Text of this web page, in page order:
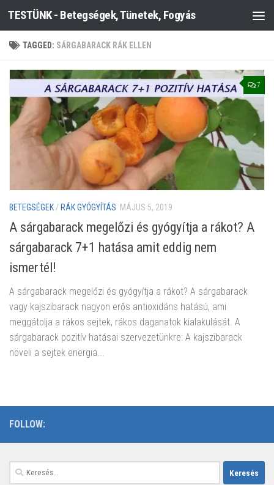
Skip to content
TESTÜNK - Betegségek, Tünetek, Fogyás
TAGGED: SÁRGABARACK RÁK ELLEN
7
BETEGSÉGEK / RÁK GYÓGYÍTÁS MÁJUS 5, 2019
A sárgabarack megelőzi és gyógyítja a rákot? A
sárgabarack 7+1 hatása amit eddig nem
ismertél!
A sárgabarack megelőzi és gyógyítja a rákot? A sárgabarack
vagy kajszibarack nagyon erős antioxidáns hatású, ami
meggátolja a rákos sejtek, rákos daganatok kialakulását. A
sárgabarack pozitív hatásai szervezetünkre: A kajszibarack
növeli a sejtek energia...
FOLLOW:
Keresés: